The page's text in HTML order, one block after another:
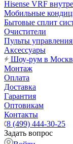
Hisense VRF
Мобильные
Бытовые сплит
Очистители
Пульты
Аксессуары
Шоу-рум в
Монтаж
Оплата
Доставка
Гарантия
Оптовикам
Контакты
8 (499) 444-30-25
Задать вопрос